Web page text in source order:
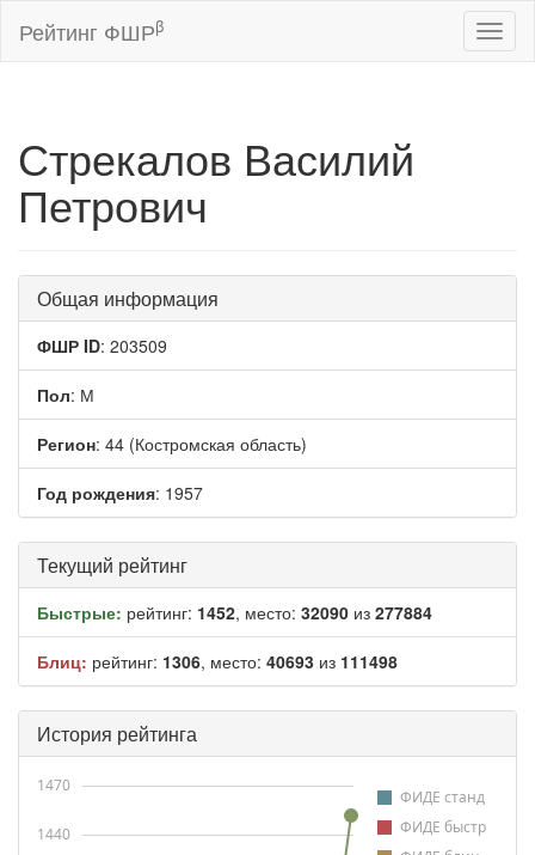
Рейтинг ФШРβ
Стрекалов Василий
Петрович
Общая информация
ФШР ID: 203509
Пол: М
Регион: 44 (Костромская область)
Год рождения: 1957
Текущий рейтинг
Быстрые: рейтинг: 1452, место: 32090 из 277884
Блиц: рейтинг: 1306, место: 40693 из 111498
История рейтинга
ФИДЕ станд
ФИДЕ быстр
1440
1470